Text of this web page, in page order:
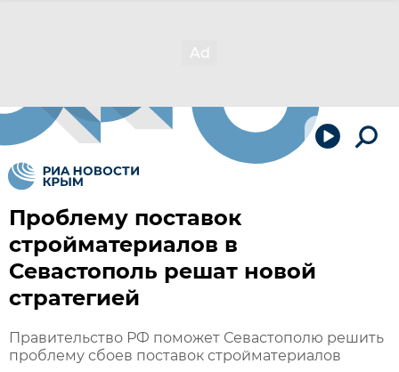
Проблему поставок
стройматериалов в
Севастополь решат новой
стратегией
Правительство РФ поможет Севастополю решить
проблему сбоев поставок стройматериалов